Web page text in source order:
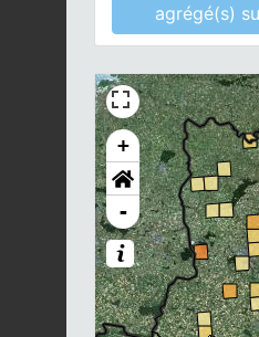
+
-